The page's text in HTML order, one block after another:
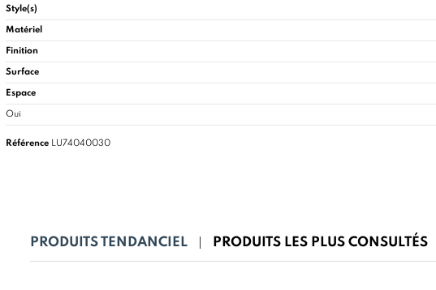
Style(s)
Matériel
Finition
Surface
Espace
Oui
Référence LU74040030
PRODUITS TENDANCIEL PRODUITS LES PLUS CONSULTÉS